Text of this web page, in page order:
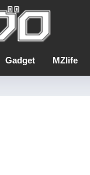
Gadget MZlife